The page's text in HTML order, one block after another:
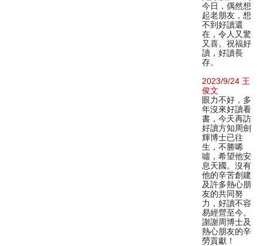
今日，偶然想
起老朋友，想
不到好讀還
在，令人又驚
又喜。祝福好
讀，好讀長
存。
2023/9/24 王
俊文
眼力不好，多
年沒來好讀看
書，今天再訪
好讀方知周劍
輝博士已往
生，不勝唏
噓，希望他安
息天國。沒有
他的辛苦創建
及許多熱心朋
友的共同努
力，好讀不容
易經營至今。
謝謝周博士及
熱心朋友的辛
勞貢獻！